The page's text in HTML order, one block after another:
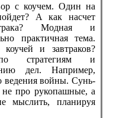
с коучем. Один на
А как насчет
Модная и
практичная тема.
и завтраков?
стратегиям и
дел. Например,
ведения войны. Сунь-
про рукопашные, а
мыслить, планируя